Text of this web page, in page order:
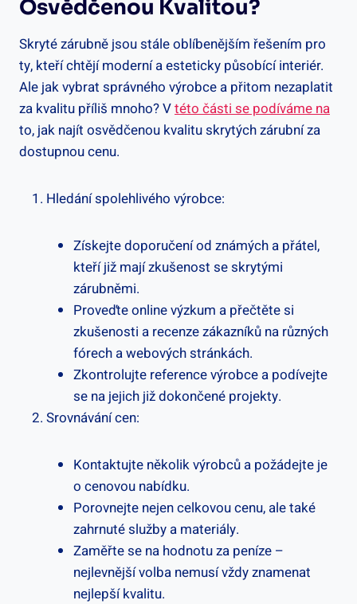
Osvědčenou Kvalitou?
Skryté zárubně jsou stále oblíbenějším řešením pro
ty, kteří chtějí moderní a esteticky působící interiér.
Ale jak vybrat správného výrobce a přitom nezaplatit
za kvalitu příliš mnoho? Vtéto části se podíváme na
to, jak najít osvědčenou kvalitu skrytých zárubní za
dostupnou cenu.
Hledání spolehlivého výrobce:
Získejte doporučení od známých a přátel,
kteří již mají zkušenost se skrytými
zárubněmi.
Proveďte online výzkum a přečtěte si
zkušenosti a recenze zákazníků na různých
fórech a webových stránkách.
Zkontrolujte reference výrobce a podívejte
se na jejich již dokončené projekty.
Srovnávání cen:
Kontaktujte několik výrobců a požádejte je
o cenovou nabídku.
Porovnejte nejen celkovou cenu, ale také
zahrnuté služby a materiály.
Zaměřte se na hodnotu za peníze –
nejlevnější volba nemusí vždy znamenat
nejlepší kvalitu.